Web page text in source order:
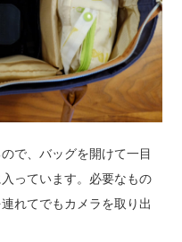
で、バッグを開けて一目
っています。必要なもの
れてでもカメラを取り出